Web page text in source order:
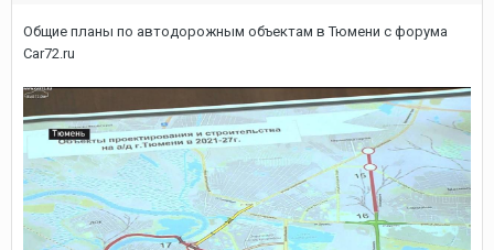
Общие планы по автодорожным объектам в Тюмени с форума
Car72.ru